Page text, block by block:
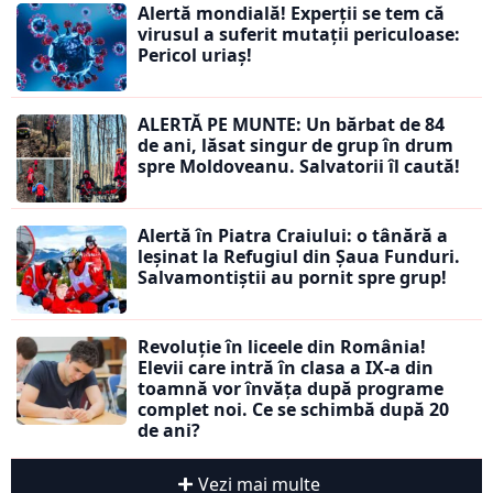
Alertă mondială! Experții se tem că
virusul a suferit mutații periculoase:
Pericol uriaș!
ALERTĂ PE MUNTE: Un bărbat de 84
de ani, lăsat singur de grup în drum
spre Moldoveanu. Salvatorii îl caută!
Alertă în Piatra Craiului: o tânără a
leșinat la Refugiul din Șaua Funduri.
Salvamontiștii au pornit spre grup!
Revoluție în liceele din România!
Elevii care intră în clasa a IX-a din
toamnă vor învăța după programe
complet noi. Ce se schimbă după 20
de ani?
Vezi mai multe